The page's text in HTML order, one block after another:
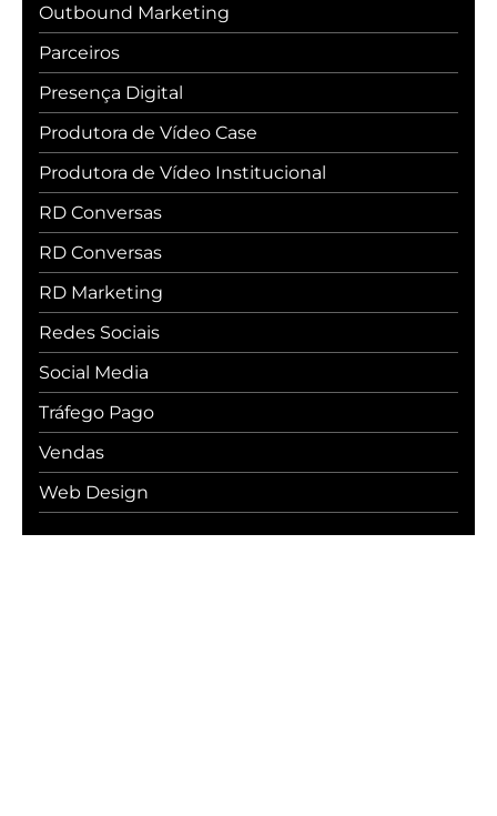
Outbound Marketing
Parceiros
Presença Digital
Produtora de Vídeo Case
Produtora de Vídeo Institucional
RD Conversas
RD Conversas
RD Marketing
Redes Sociais
Social Media
Tráfego Pago
Vendas
Web Design